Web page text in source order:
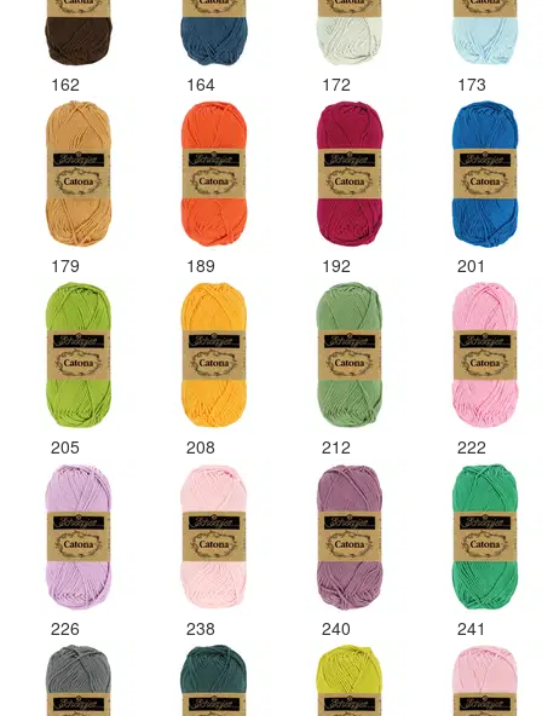
162 164 172 173
179 189 192 201
205 208 212 222
226 238 240 241